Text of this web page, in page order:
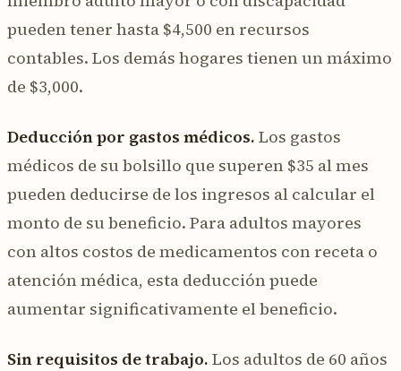
pueden tener hasta $4,500 en recursos
contables. Los demás hogares tienen un máximo
de $3,000.
Deducción por gastos médicos. Los gastos
médicos de su bolsillo que superen $35 al mes
pueden deducirse de los ingresos al calcular el
monto de su beneficio. Para adultos mayores
con altos costos de medicamentos con receta o
atención médica, esta deducción puede
aumentar significativamente el beneficio.
Sin requisitos de trabajo. Los adultos de 60 años